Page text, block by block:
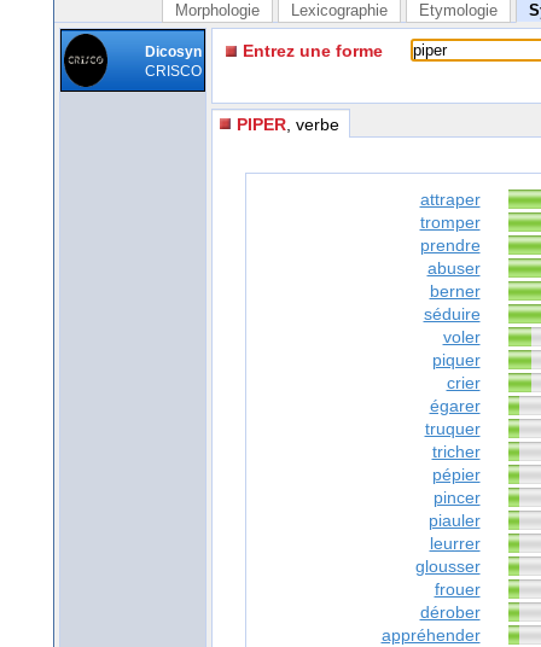
Morphologie Lexicographie Etymologie
Dicosyn
CRISCO
Entrez une forme
PIPER , verbe
attraper
tromper
prendre
abuser
berner
séduire
voler
piquer
crier
égarer
truquer
tricher
pépier
pincer
piauler
leurrer
glousser
frouer
dérober
appréhender